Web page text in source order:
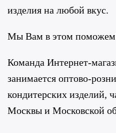
изделия на любой вкус.
Мы Вам в этом
Команда Интернет-
занимается оптово-
кондитерских изделий,
Москвы и Московской